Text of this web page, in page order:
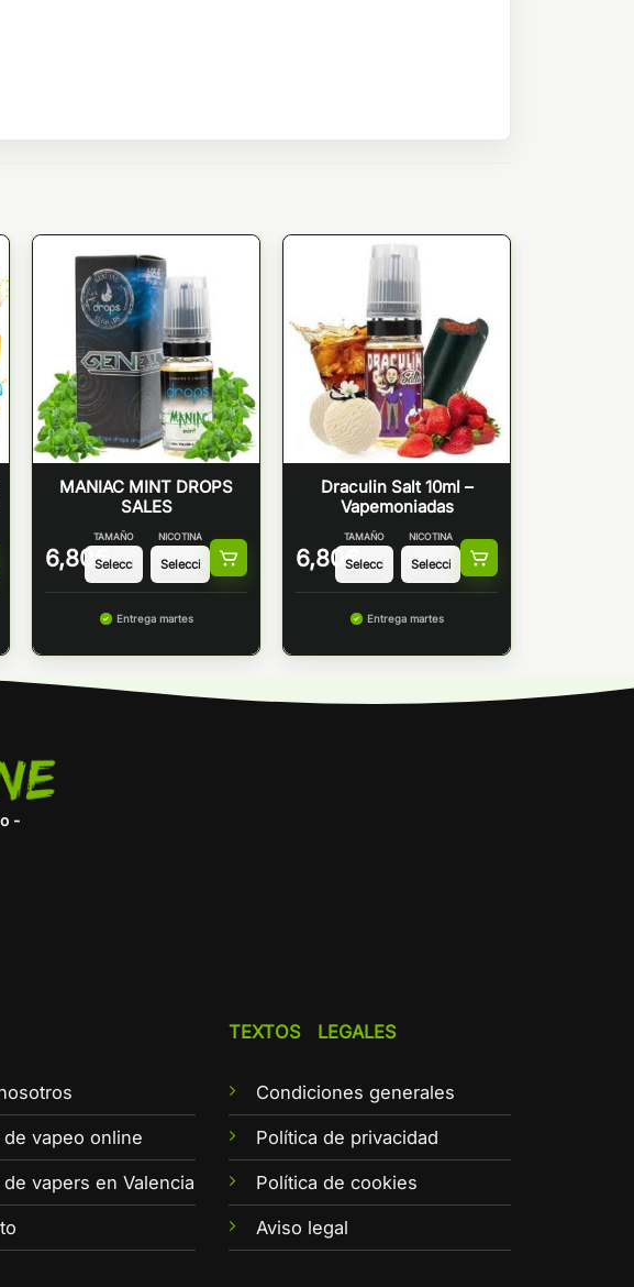
MANIAC MINT DROPS
SALES
6,80 €
TAMAÑO NICOTINA
Entrega martes
Draculin Salt 10ml –
Vapemoniadas
6,80 €
TAMAÑO NICOTINA
Entrega martes
-
vapeo online
vapers en Valencia
TEXTOS LEGALES
Condiciones generales
Política de privacidad
Política de cookies
Aviso legal